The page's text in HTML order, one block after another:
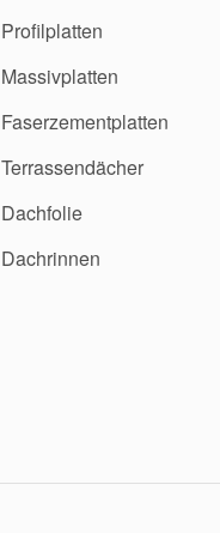
Profilplatten
Massivplatten
Faserzementplatten
Terrassendächer
Dachfolie
Dachrinnen